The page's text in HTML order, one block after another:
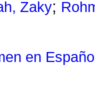
Zaky;
en